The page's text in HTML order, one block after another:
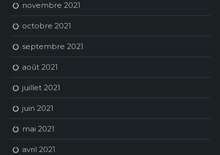
novembre 2021
octobre 2021
septembre 2021
août 2021
juillet 2021
juin 2021
mai 2021
avril 2021